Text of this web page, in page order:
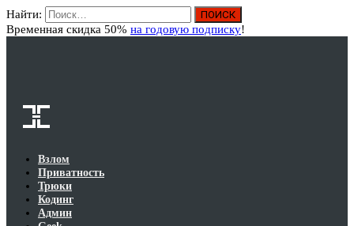
Найти:
Временная скидка 50% на годовую подписку!
Взлом
Приватность
Трюки
Кодинг
Админ